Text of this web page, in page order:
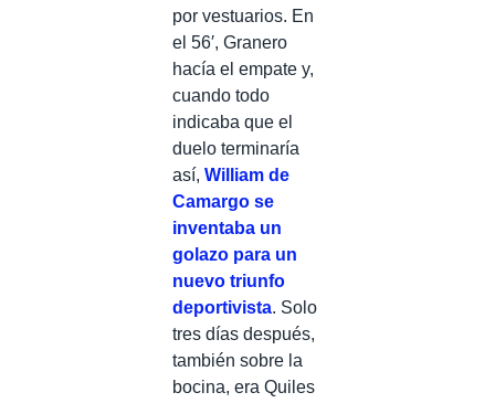
por vestuarios. En
el 56′, Granero
hacía el empate y,
cuando todo
indicaba que el
duelo terminaría
así, William de
Camargo se
inventaba un
golazo para un
nuevo triunfo
deportivista. Solo
tres días después,
también sobre la
bocina, era Quiles